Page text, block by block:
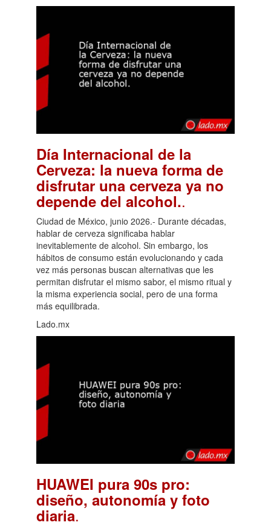
Día Internacional de la
Cerveza: la nueva forma de
disfrutar una cerveza ya no
depende del alcohol..
Ciudad de México, junio 2026.- Durante décadas,
hablar de cerveza significaba hablar
inevitablemente de alcohol. Sin embargo, los
hábitos de consumo están evolucionando y cada
vez más personas buscan alternativas que les
permitan disfrutar el mismo sabor, el mismo ritual y
la misma experiencia social, pero de una forma
más equilibrada.
Lado.mx
HUAWEI pura 90s pro:
diseño, autonomía y foto
diaria.